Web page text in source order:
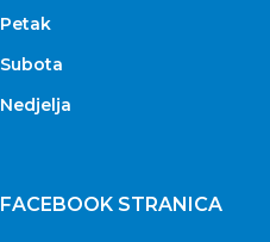
Petak
Subota
Nedjelja
FACEBOOK STRANICA